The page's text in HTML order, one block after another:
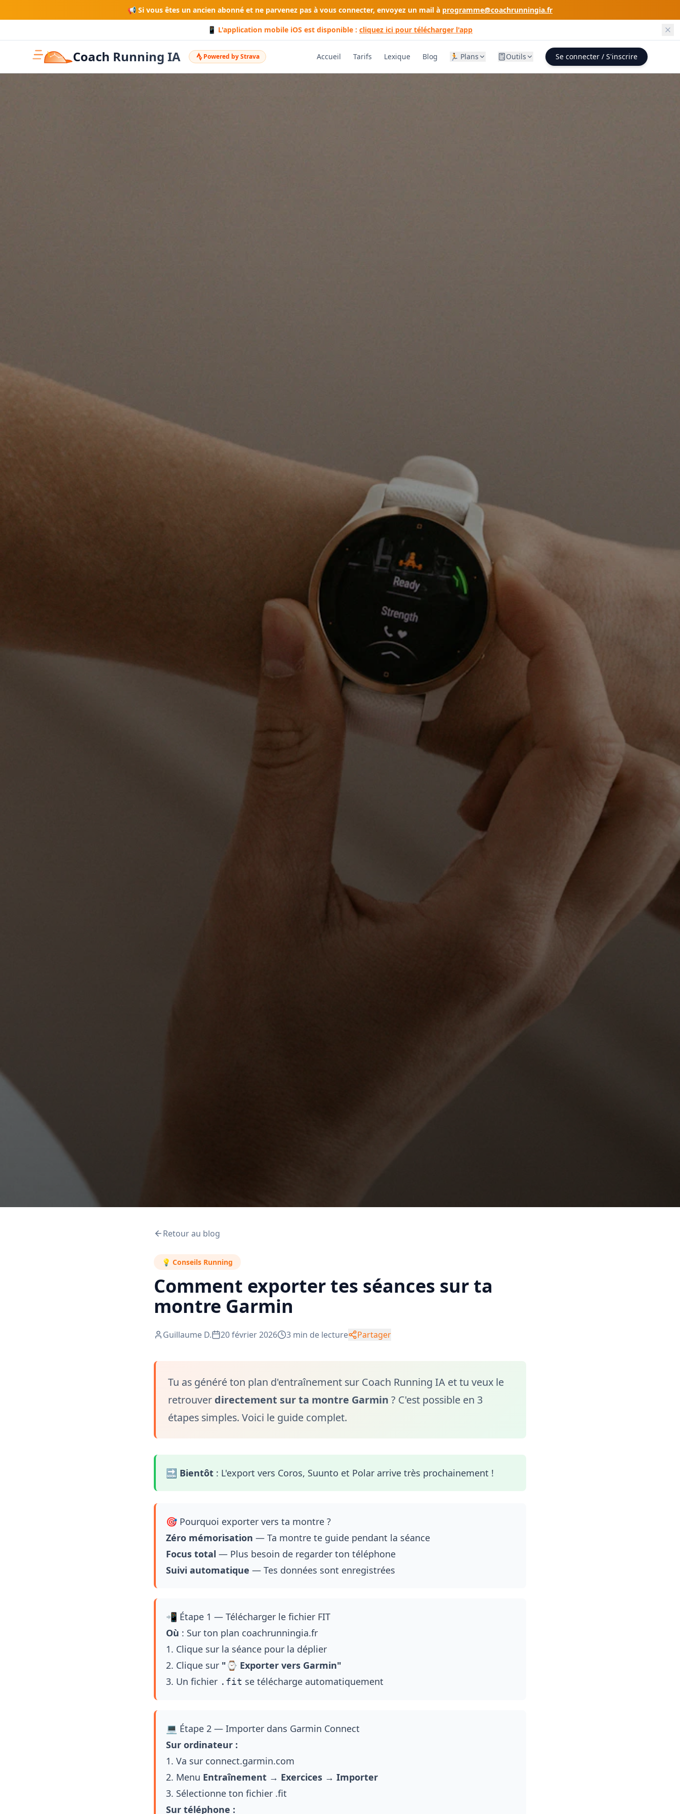
📢 Si vous êtes un ancien abonné et ne parvenez pas à vous connecter, envoyez un mail à programme@coachrunningia.fr
📱 L'application mobile iOS est disponible : cliquez ici pour télécharger l'app
Coach Running IA Powered by Strava Accueil Tarifs Lexique Blog 🏃 Plans Outils Se connecter / S'inscrire
Retour au blog
💡 Conseils Running
Comment exporter tes séances sur ta
montre Garmin
Guillaume D. 20 février 2026 3 min de lecture Partager
Tu as généré ton plan d'entraînement sur Coach Running IA et tu veux le
retrouver directement sur ta montre Garmin ? C'est possible en 3
étapes simples. Voici le guide complet.
🔜 Bientôt : L'export vers Coros, Suunto et Polar arrive très prochainement !
🎯 Pourquoi exporter vers ta montre ?
Zéro mémorisation — Ta montre te guide pendant la séance
Focus total — Plus besoin de regarder ton téléphone
Suivi automatique — Tes données sont enregistrées
📲 Étape 1 — Télécharger le fichier FIT
Où : Sur ton plan coachrunningia.fr
1. Clique sur la séance pour la déplier
2. Clique sur "⌚ Exporter vers Garmin"
3. Un fichier .fit se télécharge automatiquement
💻 Étape 2 — Importer dans Garmin Connect
Sur ordinateur :
1. Va sur connect.garmin.com
2. Menu Entraînement → Exercices → Importer
3. Sélectionne ton fichier .fit
Sur téléphone :